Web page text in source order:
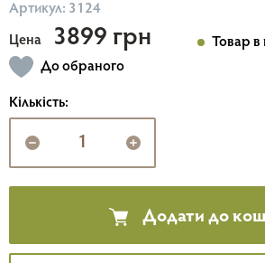
Артикул: 3124
Цена 3899 грн
Товар в
До обраного
Кількість:
Додати до